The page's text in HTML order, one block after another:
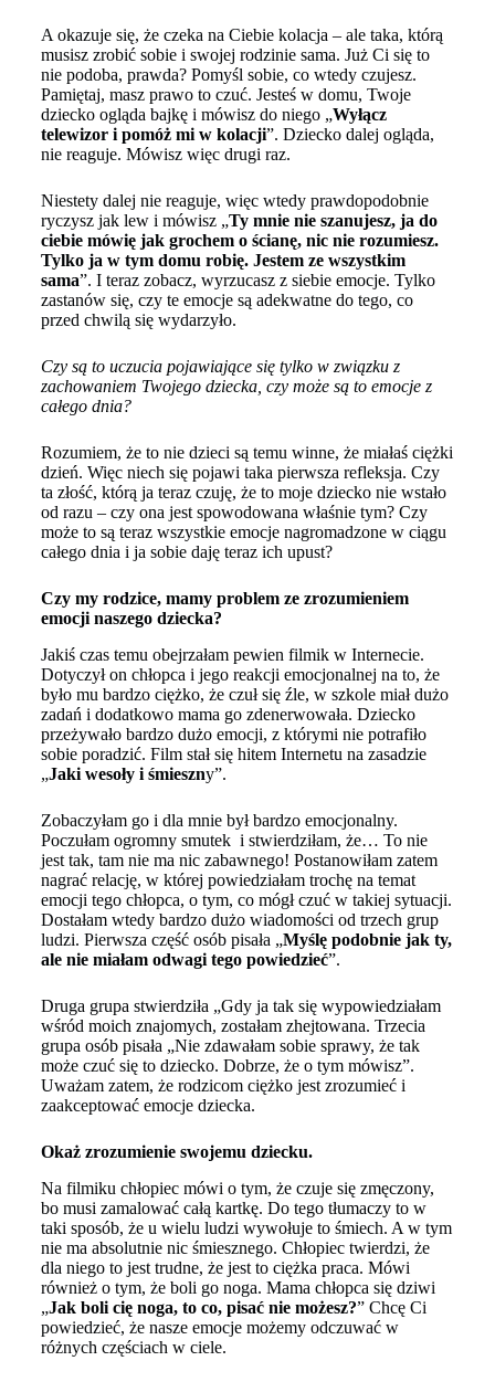
A okazuje się, że czeka na Ciebie kolacja – ale taka, którą
musisz zrobić sobie i swojej rodzinie sama. Już Ci się to
nie podoba, prawda? Pomyśl sobie, co wtedy czujesz.
Pamiętaj, masz prawo to czuć. Jesteś w domu, Twoje
dziecko ogląda bajkę i mówisz do niego „Wyłącz
telewizor i pomóż mi w kolacji”. Dziecko dalej ogląda,
nie reaguje. Mówisz więc drugi raz.
Niestety dalej nie reaguje, więc wtedy prawdopodobnie
ryczysz jak lew i mówisz „Ty mnie nie szanujesz, ja do
ciebie mówię jak grochem o ścianę, nic nie rozumiesz.
Tylko ja w tym domu robię. Jestem ze wszystkim
sama”. I teraz zobacz, wyrzucasz z siebie emocje. Tylko
zastanów się, czy te emocje są adekwatne do tego, co
przed chwilą się wydarzyło.
Czy są to uczucia pojawiające się tylko w związku z
zachowaniem Twojego dziecka, czy może są to emocje z
całego dnia?
Rozumiem, że to nie dzieci są temu winne, że miałaś ciężki
dzień. Więc niech się pojawi taka pierwsza refleksja. Czy
ta złość, którą ja teraz czuję, że to moje dziecko nie wstało
od razu – czy ona jest spowodowana właśnie tym? Czy
może to są teraz wszystkie emocje nagromadzone w ciągu
całego dnia i ja sobie daję teraz ich upust?
Czy my rodzice, mamy problem ze zrozumieniem
emocji naszego dziecka?
Jakiś czas temu obejrzałam pewien filmik w Internecie.
Dotyczył on chłopca i jego reakcji emocjonalnej na to, że
było mu bardzo ciężko, że czuł się źle, w szkole miał dużo
zadań i dodatkowo mama go zdenerwowała. Dziecko
przeżywało bardzo dużo emocji, z którymi nie potrafiło
sobie poradzić. Film stał się hitem Internetu na zasadzie
„Jaki wesoły i śmieszny”.
Zobaczyłam go i dla mnie był bardzo emocjonalny.
Poczułam ogromny smutek i stwierdziłam, że… To nie
jest tak, tam nie ma nic zabawnego! Postanowiłam zatem
nagrać relację, w której powiedziałam trochę na temat
emocji tego chłopca, o tym, co mógł czuć w takiej sytuacji.
Dostałam wtedy bardzo dużo wiadomości od trzech grup
ludzi. Pierwsza część osób pisała „Myślę podobnie jak ty,
ale nie miałam odwagi tego powiedzieć”.
Druga grupa stwierdziła „Gdy ja tak się wypowiedziałam
wśród moich znajomych, zostałam zhejtowana. Trzecia
grupa osób pisała „Nie zdawałam sobie sprawy, że tak
może czuć się to dziecko. Dobrze, że o tym mówisz”.
Uważam zatem, że rodzicom ciężko jest zrozumieć i
zaakceptować emocje dziecka.
Okaż zrozumienie swojemu dziecku.
Na filmiku chłopiec mówi o tym, że czuje się zmęczony,
bo musi zamalować całą kartkę. Do tego tłumaczy to w
taki sposób, że u wielu ludzi wywołuje to śmiech. A w tym
nie ma absolutnie nic śmiesznego. Chłopiec twierdzi, że
dla niego to jest trudne, że jest to ciężka praca. Mówi
również o tym, że boli go noga. Mama chłopca się dziwi
„Jak boli cię noga, to co, pisać nie możesz?” Chcę Ci
powiedzieć, że nasze emocje możemy odczuwać w
różnych częściach w ciele.